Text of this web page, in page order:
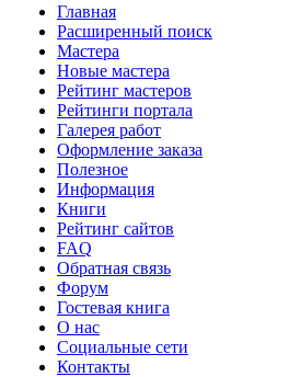
Главная
Расширенный поиск
Мастера
Новые мастера
Рейтинг мастеров
Рейтинги портала
Галерея работ
Оформление заказа
Полезное
Информация
Книги
Рейтинг сайтов
FAQ
Обратная связь
Форум
Гостевая книга
О нас
Социальные сети
Контакты